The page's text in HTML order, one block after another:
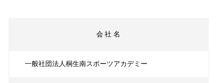
会社名
一般社団法人桐生南スポーツアカデミー